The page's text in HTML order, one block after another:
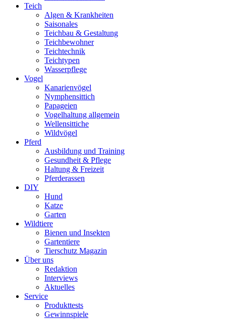
Teich
Algen & Krankheiten
Saisonales
Teichbau & Gestaltung
Teichbewohner
Teichtechnik
Teichtypen
Wasserpflege
Vogel
Kanarienvögel
Nymphensittich
Papageien
Vogelhaltung allgemein
Wellensittiche
Wildvögel
Pferd
Ausbildung und Training
Gesundheit & Pflege
Haltung & Freizeit
Pferderassen
DIY
Hund
Katze
Garten
Wildtiere
Bienen und Insekten
Gartentiere
Tierschutz Magazin
Über uns
Redaktion
Interviews
Aktuelles
Service
Produkttests
Gewinnspiele